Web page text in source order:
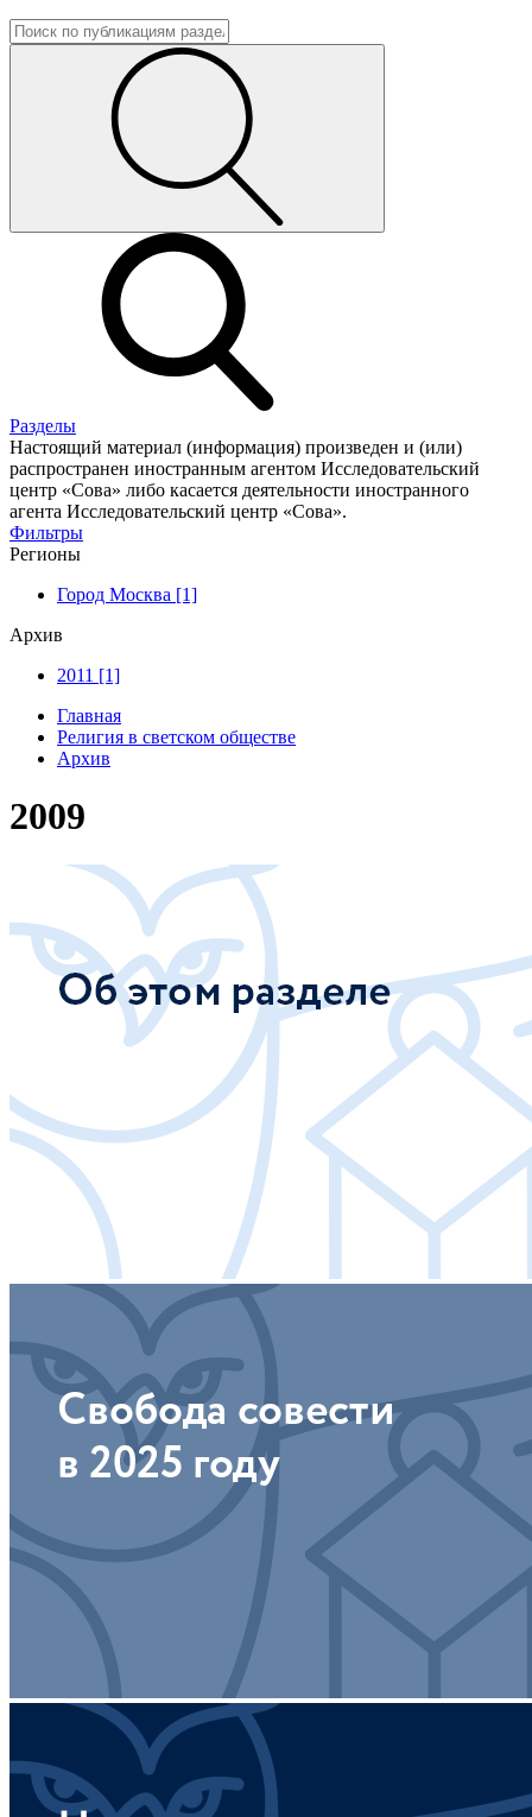
Разделы
Настоящий материал (информация) произведен и (или)
распространен иностранным агентом Исследовательский
центр «Сова» либо касается деятельности иностранного
агента Исследовательский центр «Сова».
Фильтры
Регионы
Город Москва [1]
Архив
2011 [1]
Главная
Религия в светском обществе
Архив
2009